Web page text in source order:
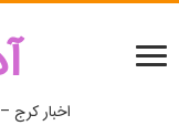
اخبار کرج